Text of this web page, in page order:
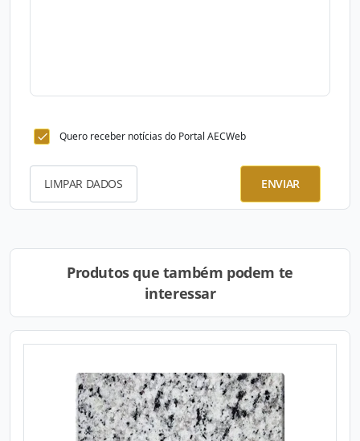
Quero receber notícias do Portal AECWeb
LIMPAR DADOS ENVIAR
Produtos que também podem te
interessar